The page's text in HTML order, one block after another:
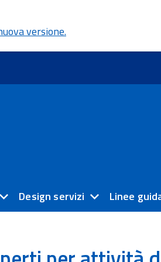
versione.
Design servizi Linee